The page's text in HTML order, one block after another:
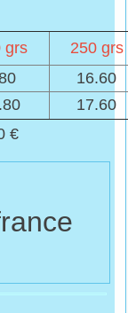
grs
250 grs
16.60
17.60
€